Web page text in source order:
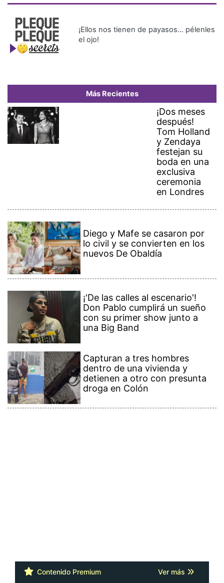
¡Ellos nos tienen de payasos… pélenles
el ojo!
Más Recientes
¡Dos meses
después!
Tom Holland
y Zendaya
festejan su
boda en una
exclusiva
ceremonia
en Londres
Diego y Mafe se casaron por
lo civil y se convierten en los
nuevos De Obaldía
¡'De las calles al escenario'!
Don Pablo cumplirá un sueño
con su primer show junto a
una Big Band
Capturan a tres hombres
dentro de una vivienda y
detienen a otro con presunta
droga en Colón
Contenido Premium Ver más